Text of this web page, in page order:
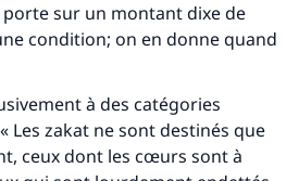
porte sur un montant dixe de
condition; on en donne quand
à des catégories
Les zakat ne sont destinés que
ceux dont les cœurs sont à